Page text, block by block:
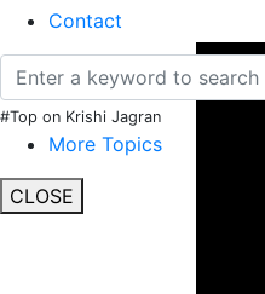
Contact
#Top on Krishi Jagran
More Topics
CLOSE